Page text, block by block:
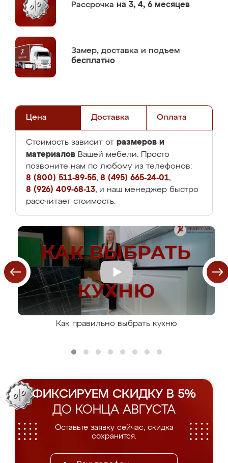
Рассрочка на 3, 4, 6 месяцев
Замер, доставка и подъем
бесплатно
Цена Доставка Оплата
Стоимость зависит от размеров и
материалов Вашей мебели. Просто
позвоните нам по любому из телефонов:
8 (800) 511-89-55, 8 (495) 665-24-01,
8 (926) 409-68-13, и наш менеджер быстро
рассчитает стоимость.
Как правильно выбрать кухню
ФИКСИРУЕМ СКИДКУ В 5%
ДО КОНЦА АВГУСТА
Оставьте заявку сейчас, скидка
сохранится.